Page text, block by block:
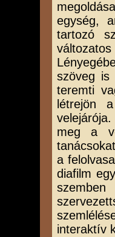
egység,
tartozó
szöveg is
teremti
létrejön
meg a
a
diafilm
interaktív